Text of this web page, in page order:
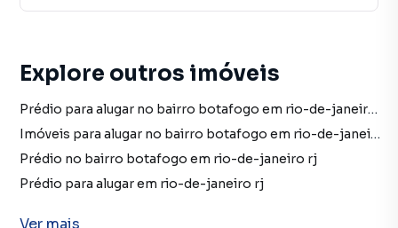
Explore outros imóveis
Prédio para alugar no bairro botafogo em rio-de-janeiro rj com 14 vagas
Imóveis para alugar no bairro botafogo em rio-de-janeiro rj
Prédio no bairro botafogo em rio-de-janeiro rj
Prédio para alugar em rio-de-janeiro rj
Ver mais